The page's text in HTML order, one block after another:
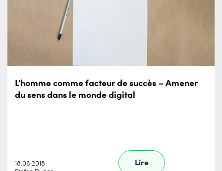
L’homme comme facteur de succès – Amener
du sens dans le monde digital
18.06.2018
Lire